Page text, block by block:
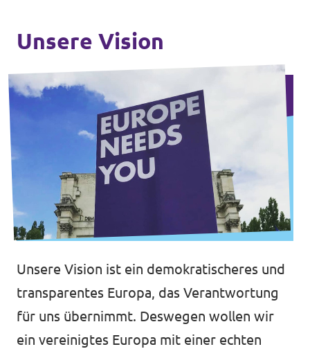
Unsere Vision
Unsere Vision ist ein demokratischeres und
transparentes Europa, das Verantwortung
für uns übernimmt. Deswegen wollen wir
ein vereinigtes Europa mit einer echten